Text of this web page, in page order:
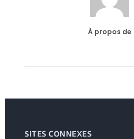
À propos de
SITES CONNEXES